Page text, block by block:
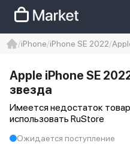
Iphone 14 pro max
iPhone iPhone SE 2022
Apple iPhone SE
звезда
Имеется недостаток
использовать RuStore
Ожидается поступление